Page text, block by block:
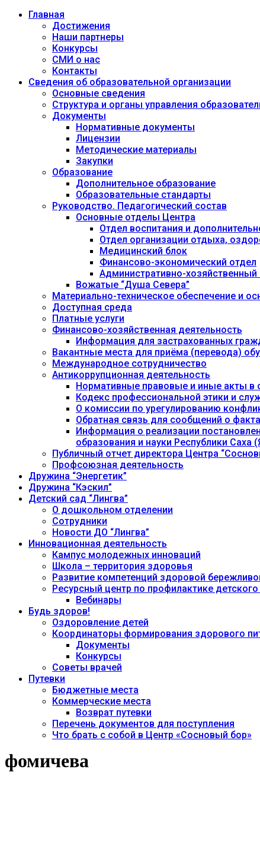
Главная
Достижения
Наши партнеры
Конкурсы
СМИ о нас
Контакты
Сведения об образовательной организации
Основные сведения
Структура и органы управления
Документы
Нормативные документы
Лицензии
Методические материалы
Закупки
Образование
Дополнительное образование
Образовательные стандарты
Руководство. Педагогический состав
Основные отделы Центра
Отдел воспитания и
Отдел организации отдыха,
Медицинский блок
Финансово-экономический отдел
Административно-хозяйственный
Вожатые “Душа Севера”
Материально-техническое обеспечение и
Доступная среда
Платные услуги
Финансово-хозяйственная деятельность
Информация для застрахованных
Вакантные места для приёма (перевода)
Международное сотрудничество
Антикоррупционная деятельность
Нормативные правовые и иные акты в
Кодекс профессиональной этики и
О комиссии по урегулированию
Обратная связь для сообщений о
Информация о реализации
образования и науки Республики Саха
Публичный отчет директора Центра
Профсоюзная деятельность
Дружина “Энергетик”
Дружина “Кэскил”
Детский сад “Лингва”
О дошкольном отделении
Сотрудники
Новости ДО “Лингва”
Инновационная деятельность
Кампус молодежных инноваций
Школа – территория здоровья
Развитие компетенций здоровой
Ресурсный центр по профилактике
Вебинары
Будь здоров!
Оздоровление детей
Координаторы формирования здорового
Документы
Конкурсы
Советы врачей
Путевки
Бюджетные места
Коммерческие места
Возврат путевки
Перечень документов для поступления
Что брать с собой в Центр «Сосновый бор»
фомичева